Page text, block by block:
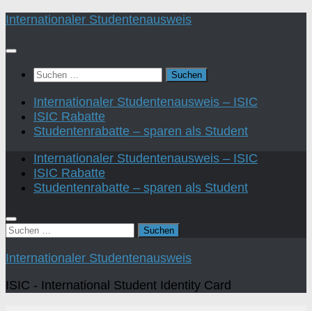
Zum
springen
Internationaler Studentenausweis
Suchen
Internationaler Studentenausweis – ISIC
ISIC Rabatte
Studentenrabatte – sparen als Student
Internationaler Studentenausweis – ISIC
ISIC Rabatte
Studentenrabatte – sparen als Student
Suchen
Internationaler Studentenausweis
ISIC - International Student Identity Card